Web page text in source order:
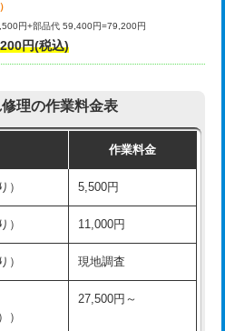
） 27,500円
） 38,500円
38,500円
現場見積
16,500円
・デッキ
16,500円+材料費
11,000円+材料費
13,200円
16,500円
水栓） 16,500円
16,500円
円+部品代 59,400円=79,200円
円(税込)
理の作業料金表
作業料金
） 5,500円
） 11,000円
） 現地調査
）
27,500円～